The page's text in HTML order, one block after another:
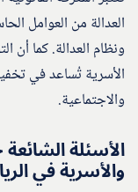
العدالة من العوامل
ونظام العدالة. كما أن
الأسرية تُساعد في
والاجتماعية.
الأسئلة
والأسرية في